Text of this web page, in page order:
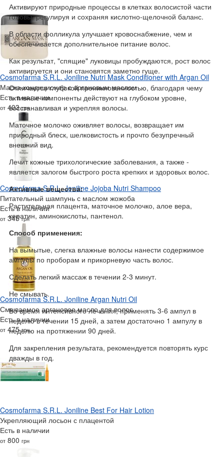
Активируют природные процессы в клетках волосистой части
головы, регулируя и сохраняя кислотно-щелочной баланс.
В области фолликула улучшает кровоснабжение, чем и
обеспечивается дополнительное питание волос.
Как результат, "спящие" луковицы пробуждаются, рост волос
активируется и они становятся заметно гуще.
Отличается глубокой проникновенностью, благодаря чему
активные компоненты действуют на глубоком уровне,
восстанавливая и укрепляя волосы.
Маточное молочко оживляет волосы, возвращает им
природный блеск, шелковистость и прочто безупречный
внешний вид.
Лечит кожные трихологические заболевания, а также -
является залогом быстрого роста крепких и здоровых волос.
Активные вещества:
Растительная плацента, маточное молочко, алое вера,
кератин, аминокислоты, пантенол.
Способ применения:
На вымытые, слегка влажные волосы нанести содержимое
ампулы по проборам и прикорневую часть волос.
Сделать легкий массаж в течении 2-3 минут.
Не смывать.
Во время интенсивного лечения, применять 3-6 ампул в
неделю в течении 15 дней, а затем достаточно 1 ампулу в
неделю на протяжении 90 дней.
Для закрепления результата, рекомендуется повторять курс
дважды в год.
Cosmofarma S.R.L. Joniline Nutri Mask Conditioner with Argan Oil
Маска-кондиционер с аргановым маслом
Есть в наличии
от 403грн
Cosmofarma S.R.L. Joniline Jojoba Nutri Shampoo
Питательный шампунь с маслом жожоба
Есть в наличии
от 345грн
Cosmofarma S.R.L. Joniline Argan Nutri Oil
Смываемое аргановое масло для волос
Есть в наличии
от 475грн
Cosmofarma S.R.L. Joniline Best For Hair Lotion
Укрепляющий лосьон с плацентой
Есть в наличии
от 800 грн